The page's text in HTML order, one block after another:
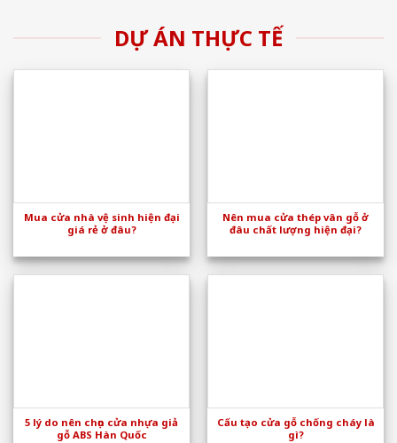
DỰ ÁN THỰC TẾ
Mua cửa nhà vệ sinh hiện đại
giá rẻ ở đâu?
Nên mua cửa thép vân gỗ ở
đâu chất lượng hiện đại?
5 lý do nên chọn cửa nhựa giả
gỗ ABS Hàn Quốc
Cấu tạo cửa gỗ chống cháy là
gì?